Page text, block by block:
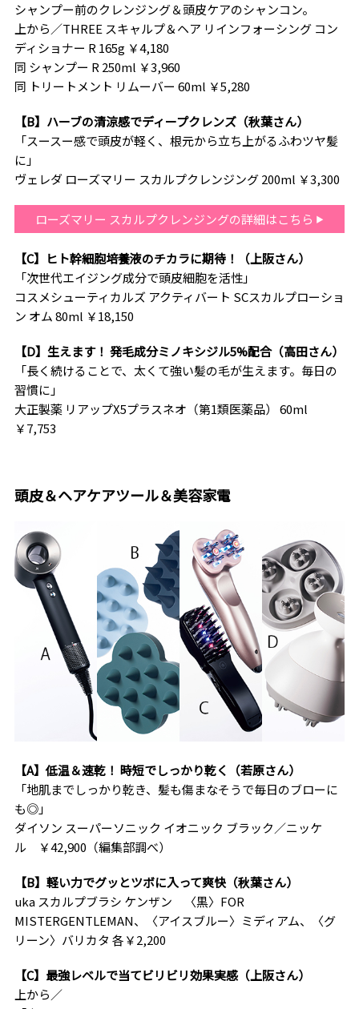
シャンプー前のクレンジング＆頭皮ケアのシャンコン。
上から／THREE スキャルプ＆ヘア リインフォーシング コン
ディショナー R 165g ￥4,180
同 シャンプー R 250ml ￥3,960
同 トリートメント リムーバー 60ml ￥5,280
【B】ハーブの清涼感でディープクレンズ（秋葉さん）
「スースー感で頭皮が軽く、根元から立ち上がるふわツヤ髪
に」
ヴェレダ ローズマリー スカルプクレンジング 200ml ￥3,300
ローズマリー スカルプクレンジングの詳細はこちら
【C】ヒト幹細胞培養液のチカラに期待！（上阪さん）
「次世代エイジング成分で頭皮細胞を活性」
コスメシューティカルズ アクティバート SCスカルプローショ
ン オム 80ml ￥18,150
【D】生えます！ 発毛成分ミノキシジル5%配合（高田さん）
「長く続けることで、太くて強い髪の毛が生えます。毎日の
習慣に」
大正製薬 リアップX5プラスネオ（第1類医薬品） 60ml
￥7,753
頭皮＆ヘアケアツール＆美容家電
【A】低温＆速乾！ 時短でしっかり乾く（若原さん）
「地肌までしっかり乾き、髪も傷まなそうで毎日のブローに
も◎」
ダイソン スーパーソニック イオニック ブラック／ニッケ
ル ￥42,900（編集部調べ）
【B】軽い力でグッとツボに入って爽快（秋葉さん）
uka スカルプブラシ ケンザン 〈黒〉FOR
MISTERGENTLEMAN、〈アイスブルー〉ミディアム、〈グ
リーン〉バリカタ 各￥2,200
【C】最強レベルで当てビリビリ効果実感（上阪さん）
上から／